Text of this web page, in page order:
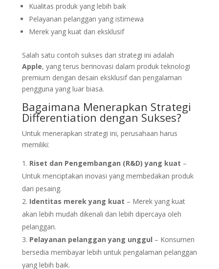
Kualitas produk yang lebih baik
Pelayanan pelanggan yang istimewa
Merek yang kuat dan eksklusif
Salah satu contoh sukses dari strategi ini adalah
Apple, yang terus berinovasi dalam produk teknologi
premium dengan desain eksklusif dan pengalaman
pengguna yang luar biasa.
Bagaimana Menerapkan Strategi
Differentiation dengan Sukses?
Untuk menerapkan strategi ini, perusahaan harus
memiliki:
Riset dan Pengembangan (R&D) yang kuat –
Untuk menciptakan inovasi yang membedakan produk
dari pesaing.
Identitas merek yang kuat – Merek yang kuat
akan lebih mudah dikenali dan lebih dipercaya oleh
pelanggan.
Pelayanan pelanggan yang unggul – Konsumen
bersedia membayar lebih untuk pengalaman pelanggan
yang lebih baik.